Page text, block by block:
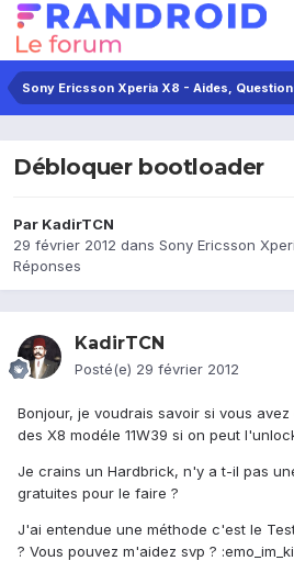
Débloquer bootloader
Par KadirTCN
29 février 2012 dans Sony Ericsson
Réponses
KadirTCN
Posté(e) 29 février 2012
Bonjour, je voudrais savoir si vous
des X8 modéle 11W39 si on peut
Je crains un Hardbrick, n'y a t-il pas
gratuites pour le faire ?
J'ai entendue une méthode c'est le
? Vous pouvez m'aidez svp ?